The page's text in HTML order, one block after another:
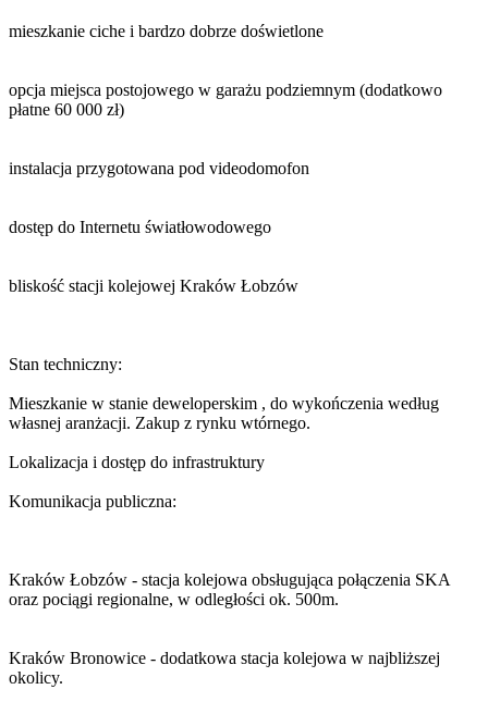
mieszkanie ciche i bardzo dobrze doświetlone
opcja miejsca postojowego w garażu podziemnym (dodatkowo
płatne 60 000 zł)
instalacja przygotowana pod videodomofon
dostęp do Internetu światłowodowego
bliskość stacji kolejowej Kraków Łobzów
Stan techniczny:
Mieszkanie w stanie deweloperskim , do wykończenia według
własnej aranżacji. Zakup z rynku wtórnego.
Lokalizacja i dostęp do infrastruktury
Komunikacja publiczna:
Kraków Łobzów - stacja kolejowa obsługująca połączenia SKA
oraz pociągi regionalne, w odległości ok. 500m.
Kraków Bronowice - dodatkowa stacja kolejowa w najbliższej
okolicy.